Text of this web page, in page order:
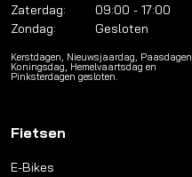
Zaterdag:
09:00 - 17:00
Zondag:
Gesloten
Kerstdagen, Nieuwsjaardag, Paasdagen,
Koningsdag, Hemelvaartsdag en
Pinksterdagen gesloten.
Fietsen
E-Bikes